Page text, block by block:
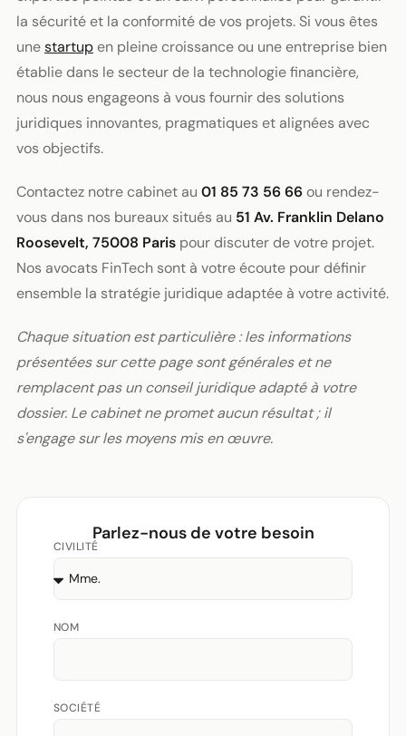
la sécurité et la conformité de vos projets. Si vous êtes
unestartupen pleine croissance ou une entreprise bien
établie dans le secteur de la technologie financière,
nous nous engageons à vous fournir des solutions
juridiques innovantes, pragmatiques et alignées avec
vos objectifs.
Contactez notre cabinet au 01 85 73 56 66ou rendez-
vous dans nos bureaux situés au 51 Av. Franklin Delano
Roosevelt, 75008 Parispour discuter de votre projet.
Nos avocats FinTech sont à votre écoute pour définir
ensemble la stratégie juridique adaptée à votre activité.
Chaque situation est particulière : les informations
présentées sur cette page sont générales et ne
remplacent pas un conseil juridique adapté à votre
dossier. Le cabinet ne promet aucun résultat ; il
s'engage sur les moyens mis en œuvre.
Parlez-nous de votre besoin
CIVILITÉ
NOM
SOCIÉTÉ